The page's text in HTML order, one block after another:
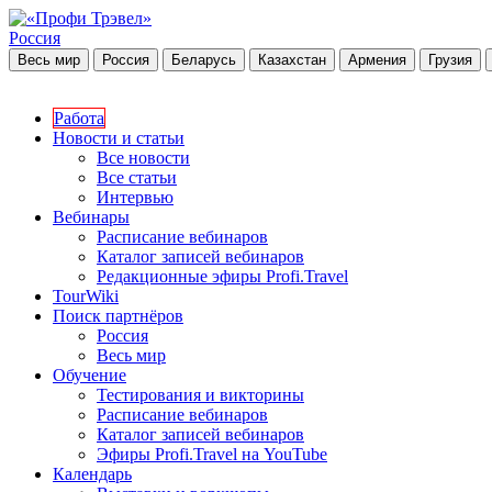
Россия
Весь мир Россия Беларусь Казахстан Армения Грузия
Работа
Новости и статьи
Все новости
Все статьи
Интервью
Вебинары
Расписание вебинаров
Каталог записей вебинаров
Редакционные эфиры Profi.Travel
TourWiki
Поиск партнёров
Россия
Весь мир
Обучение
Тестирования и викторины
Расписание вебинаров
Каталог записей вебинаров
Эфиры Profi.Travel на YouTube
Календарь